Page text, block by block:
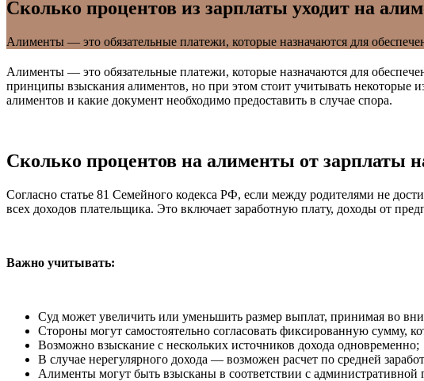
Сколько процентов из зарплаты уходит на
Алименты — это обязательные платежи, которые назначаются для
Алименты — это обязательные платежи, которые назначаются для
принципы взыскания алиментов, но при этом стоит учитывать некоторые
алиментов и какие документ необходимо предоставить в случае спора.
Сколько процентов на алименты от зарплаты
Согласно статье 81 Семейного кодекса РФ, если между родителями не
всех доходов плательщика. Это включает заработную плату, доходы от
Важно учитывать:
Суд может увеличить или уменьшить размер выплат, принимая во
Стороны могут самостоятельно согласовать фиксированную сумму,
Возможно взыскание с нескольких источников дохода одновременно;
В случае нерегулярного дохода — возможен расчет по средней
Алименты могут быть взысканы в соответствии с административной